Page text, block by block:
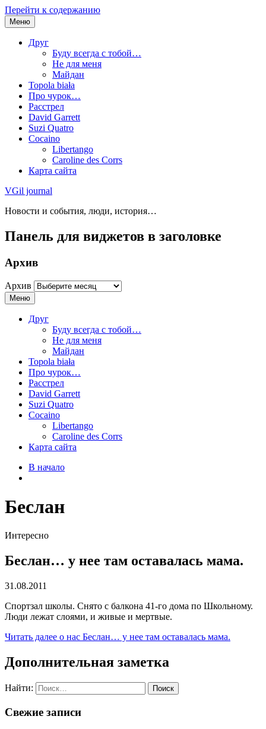
Перейти к содержанию
Меню
Друг
Буду всегда с тобой…
Не для меня
Майдан
Topola biała
Про чурок…
Расстрел
David Garrett
Suzi Quatro
Cocaino
Libertango
Caroline des Corrs
Карта сайта
VGil journal
Новости и события, люди, история…
Панель для виджетов в заголовке
Архив
Архив
Меню
Друг
Буду всегда с тобой…
Не для меня
Майдан
Topola biała
Про чурок…
Расстрел
David Garrett
Suzi Quatro
Cocaino
Libertango
Caroline des Corrs
Карта сайта
В начало
Беслан
Интересно
Беслан… у нее там оставалась мама.
31.08.2011
Спортзал школы. Снято с балкона 41-го дома по Школьному.
Люди лежат слоями, и живые и мертвые.
Читать далее о нас Беслан… у нее там оставалась мама.
Дополнительная заметка
Найти:
Свежие записи